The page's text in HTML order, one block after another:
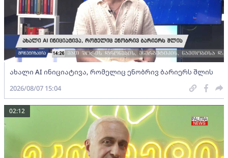
ახალი AI ინიციატივა, რომელიც ენობრივ ბარიერს შლის
2026/08/07 15:04
02:12